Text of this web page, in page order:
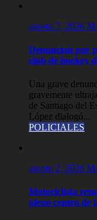
agosto 7, 2026
Denuncian por
club de hockey
Una grave
gravemente
de Santiago del
López dialogó...
POLICIALES
agosto 2, 2026
Motociclista
pleno centro de